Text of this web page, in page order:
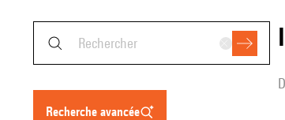
recherche avancée